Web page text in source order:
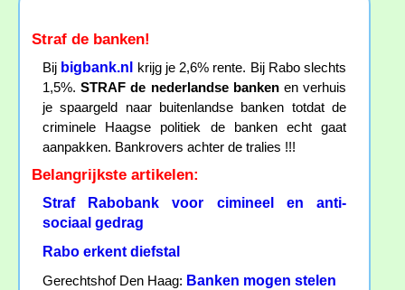
Straf de banken!
Bij bigbank.nl
krijg je 2,6% rente. Bij Rabo slechts
1,5%.STRAF de nederlandse bankenen verhuis
je spaargeld naar buitenlandse banken totdat de
criminele Haagse politiek de banken echt gaat
aanpakken. Bankrovers achter de tralies !!!
Belangrijkste artikelen:
Straf Rabobank voor cimineel en anti-
sociaal gedrag
Rabo erkent diefstal
Gerechtshof Den Haag: Banken mogen stelen